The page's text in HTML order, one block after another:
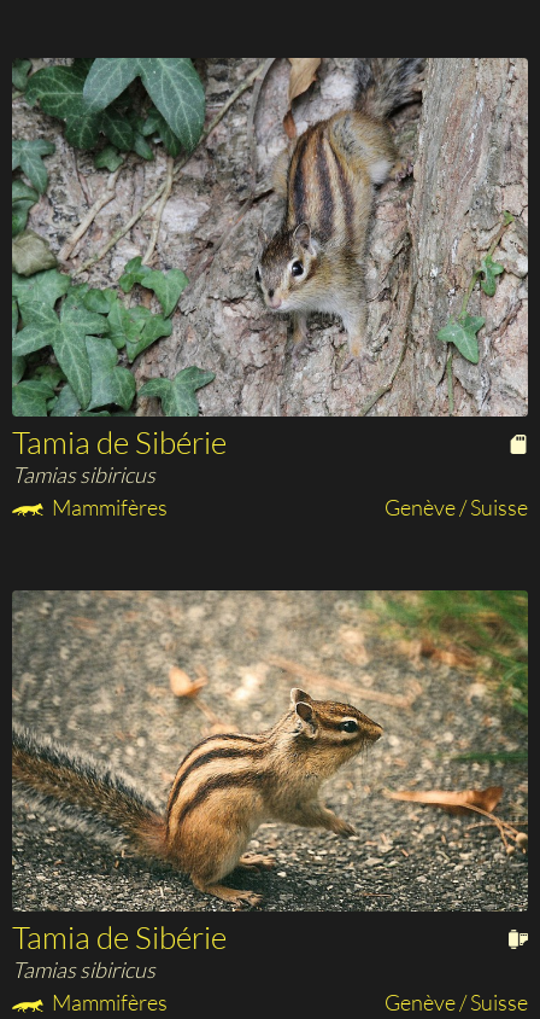
Tamia de Sibérie
Tamias sibiricus
Mammifères
Genève / Suisse
Tamia de Sibérie
Tamias sibiricus
Mammifères
Genève / Suisse